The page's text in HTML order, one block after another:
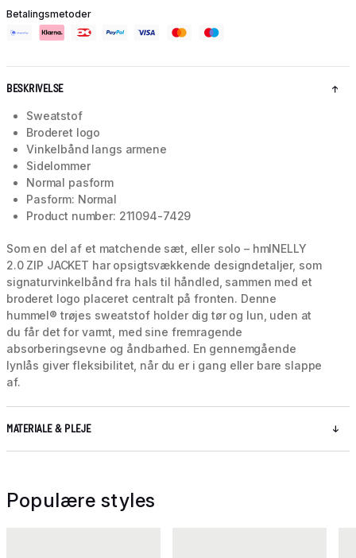
Betalingsmetoder
BESKRIVELSE
Sweatstof
Broderet logo
Vinkelbånd langs armene
Sidelommer
Normal pasform
Pasform: Normal
Product number: 211094-7429
Som en del af et matchende sæt, eller solo – hmlNELLY
2.0 ZIP JACKET har opsigtsvækkende designdetaljer, som
signaturvinkelbånd fra hals til håndled, sammen med et
broderet logo placeret centralt på fronten. Denne
hummel® trøjes sweatstof holder dig tør og lun, uden at
du får det for varmt, med sine fremragende
absorberingsevne og åndbarhed. En gennemgående
lynlås giver fleksibilitet, når du er i gang eller bare slappe
af.
MATERIALE & PLEJE
Populære styles